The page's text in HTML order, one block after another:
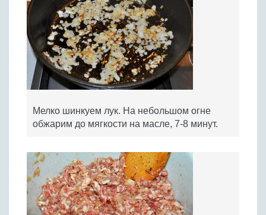
Мелко шинкуем лук. На небольшом огне
обжарим до мягкости на масле, 7-8 минут.